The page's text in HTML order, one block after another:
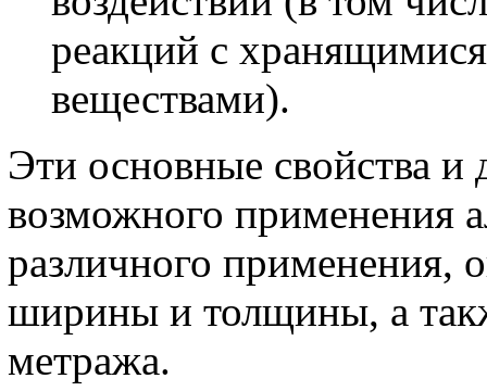
реакций с
веществами).
Эти основные свойства
возможного применения
различного применения,
ширины и толщины, а
метража.